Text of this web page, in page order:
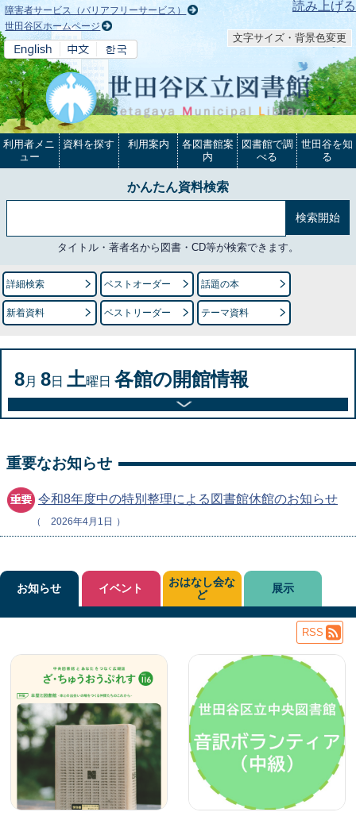
本文へ 読み上げる
障害者サービス（バリアフリーサービス）
世田谷区ホームページ
文字サイズ・背景色変更
利用者メニ
ュー
資料を探す 利用案内
各図書館案
内
図書館で調
べる
世田谷を知
る
かんたん資料検索
タイトル・著者名から図書・CD等が検索できます。
詳細検索 ベストオーダー 話題の本
新着資料 ベストリーダー テーマ資料
8月 8日 土曜日 各館の開館情報
重要なお知らせ
令和8年度中の特別整理による図書館休館のお知らせ
2026年4月1日
お知らせ イベント
おはなし会な
ど
展示
RSS